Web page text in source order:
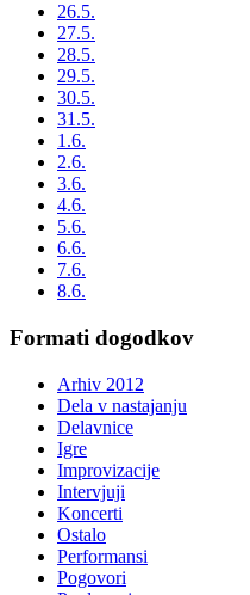
26.5.
27.5.
28.5.
29.5.
30.5.
31.5.
1.6.
2.6.
3.6.
4.6.
5.6.
6.6.
7.6.
8.6.
Formati dogodkov
Arhiv 2012
Dela v nastajanju
Delavnice
Igre
Improvizacije
Intervjuji
Koncerti
Ostalo
Performansi
Pogovori